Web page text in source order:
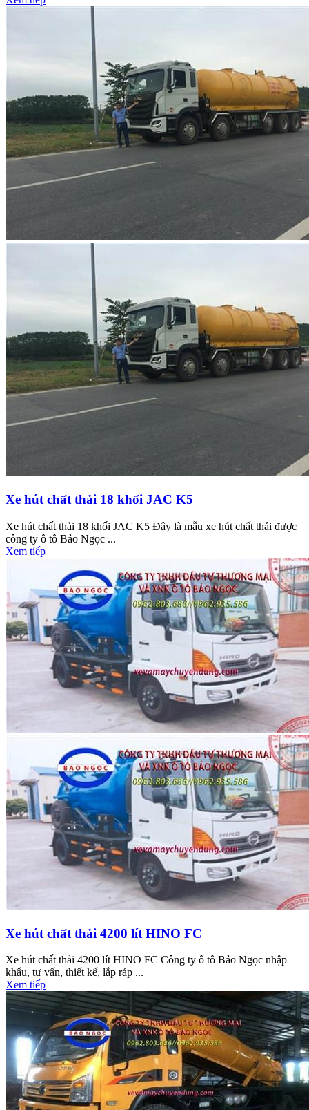
Xe hút chất thải 18 khối JAC K5
Xe hút chất thải 18 khối JAC K5 Đây là mẫu xe hút chất thải được
công ty ô tô Bảo Ngọc ...
Xem tiếp
Xe hút chất thải 4200 lít HINO FC
Xe hút chất thải 4200 lít HINO FC Công ty ô tô Bảo Ngọc nhập
khẩu, tư vấn, thiết kế, lắp ráp ...
Xem tiếp